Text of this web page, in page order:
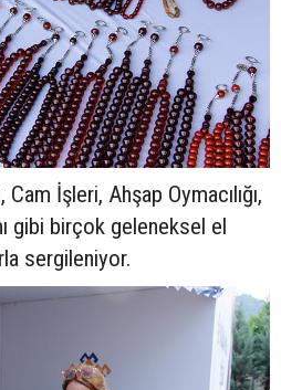
Cam İşleri, Ahşap Oymacılığı,
gibi birçok geleneksel el
sergileniyor.